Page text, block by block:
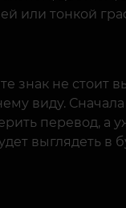
или тонкой
знак не стоит
виду.
перевод, а
выглядеть в